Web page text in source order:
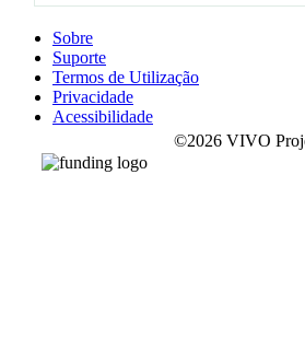
Sobre
Suporte
Termos de Utilização
Privacidade
Acessibilidade
©2026 VIVO